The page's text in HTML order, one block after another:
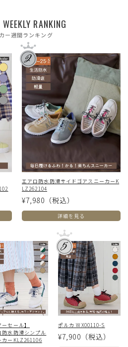
RANKING
ー週間ランキング
エアロ防水防滑サイドゴアスニーカーK
LZ262104
¥7,980 （税込）
詳細を見る
ーセール】
防水防滑シンプル
カーKLZ261106
ポルカ WX00110-S
¥7,900 （税込）